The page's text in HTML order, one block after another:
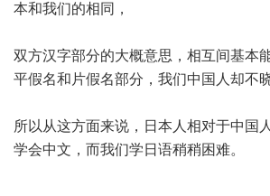
本和我们的相同，
双方汉字部分的大概意思，相互间基本
平假名和片假名部分，我们中国人却不
所以从这方面来说，日本人相对于中国
学会中文，而我们学日语稍稍困难。